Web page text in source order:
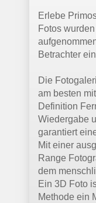
Erlebe
Fotos
Betrachter
Die
am besten
Definition
Wiedergabe
garantiert
Mit einer
Range
dem
Ein 3D Foto
Methode ein